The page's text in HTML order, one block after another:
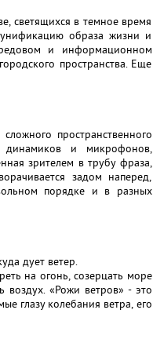
светящихся в темное время
образа жизни и
и информационном
пространства. Еще
пространственного
динамиков и микрофонов,
зрителем в трубу фраза,
задом наперед,
порядке и в разных
дует ветер.
на огонь, созерцать море
«Рожи ветров» - это
глазу колебания ветра, его